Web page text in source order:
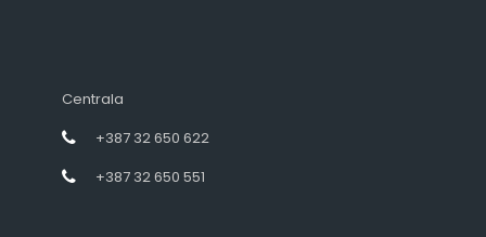
Centrala
+387 32 650 622
+387 32 650 551